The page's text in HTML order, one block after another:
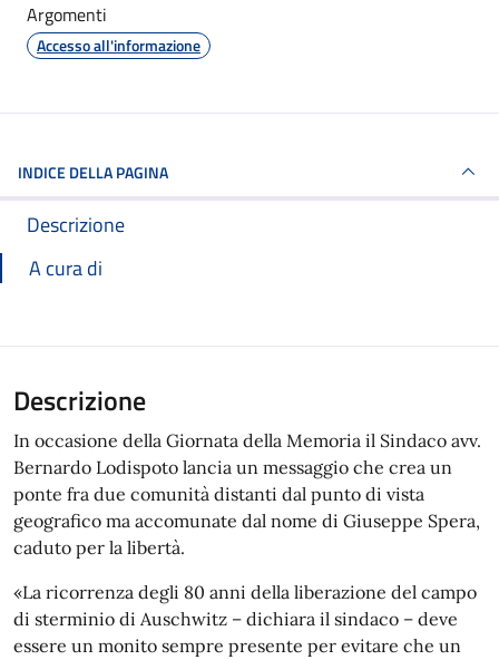
Argomenti
Accesso all'informazione
INDICE DELLA PAGINA
Descrizione
A cura di
Descrizione
In occasione della Giornata della Memoria il Sindaco avv.
Bernardo Lodispoto lancia un messaggio che crea un
ponte fra due comunità distanti dal punto di vista
geografico ma accomunate dal nome di Giuseppe Spera,
caduto per la libertà.
«La ricorrenza degli 80 anni della liberazione del campo
di sterminio di Auschwitz – dichiara il sindaco – deve
essere un monito sempre presente per evitare che un